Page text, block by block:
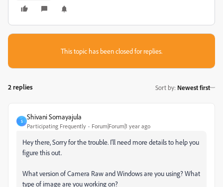
This topic has been closed for replies.
2 replies Sort by: Newest first
S
Shivani Somayajula
Participating Frequently Forum|Forum|1 year ago
Hey there, Sorry for the trouble. I'll need more details to help you
figure this out.
What version of Camera Raw and Windows are you using? What
type of image are you working on?